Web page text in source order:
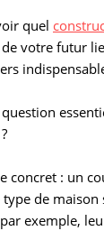
quel
votre futur
question
?
concret : un
de
exemple,